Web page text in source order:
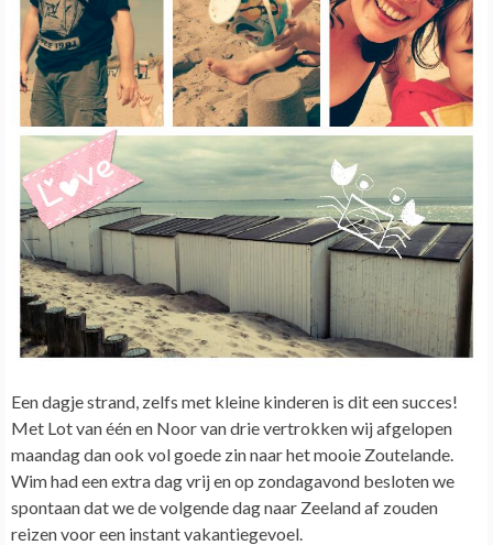
Een dagje strand, zelfs met kleine kinderen is dit een succes!
Met Lot van één en Noor van drie vertrokken wij afgelopen
maandag dan ook vol goede zin naar het mooie Zoutelande.
Wim had een extra dag vrij en op zondagavond besloten we
spontaan dat we de volgende dag naar Zeeland af zouden
reizen voor een instant vakantiegevoel.